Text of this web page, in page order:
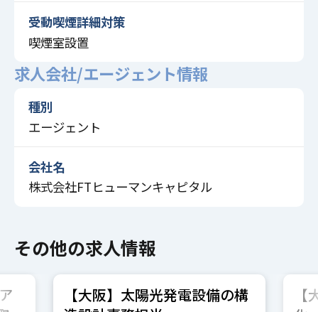
受動喫煙詳細対策
喫煙室設置
求人会社/エージェント情報
種別
エージェント
会社名
株式会社FTヒューマンキャピタル
その他の求人情報
【大阪】太陽光発電設備の構